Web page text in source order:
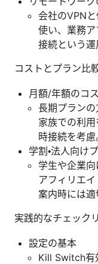
会社のVPN
使い、業務
接続という運
コストとプラン比
月額/年額のコ
長期プラン
家族での利
時接続を考慮
学割・法人向け
学生や企業向
アフィリエ
案内時には適
実践的なチェック
設定の基本
Kill Switch有